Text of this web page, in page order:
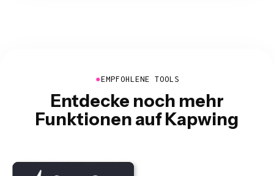
●EMPFOHLENE TOOLS
Entdecke noch mehr
Funktionen auf Kapwing